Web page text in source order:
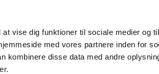
vise dig funktioner til sociale medier og
med vores partnere inden for
kombinere disse data med andre